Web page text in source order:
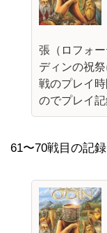
張（ロフォ
ディンの祝
戦のプレイ
のでプレイ
61〜70戦目の記録